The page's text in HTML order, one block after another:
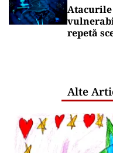
repetă
Alte